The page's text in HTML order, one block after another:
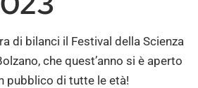
di bilanci il Festival della Scienza
che quest’anno si è aperto
pubblico di tutte le età!